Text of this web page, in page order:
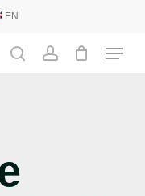
EN
Menu